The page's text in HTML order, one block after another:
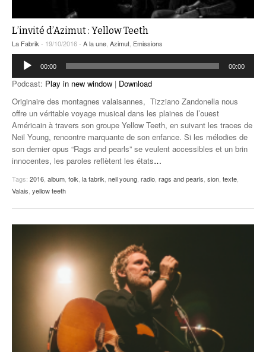
L’invité d’Azimut : Yellow Teeth
La Fabrik- 19/10/2016 - A la une, Azimut, Emissions
Lecteur
audio
00:00 00:00
Podcast: Play in new window | Download
Originaire des montagnes valaisannes, Tizziano Zandonella nous
offre un véritable voyage musical dans les plaines de l’ouest
Américain à travers son groupe Yellow Teeth, en suivant les traces de
Neil Young, rencontre marquante de son enfance. Si les mélodies de
son dernier opus “Rags and pearls” se veulent accessibles et un brin
innocentes, les paroles reflètent les états…
Tags: 2016, album, folk, la fabrik, neil young, radio, rags and pearls, sion, texte,
Valais, yellow teeth